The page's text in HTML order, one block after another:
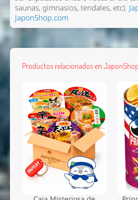
saunas, gimnasios, tendales, etc).
JaponShop.com
Productos relacionados en JaponShop